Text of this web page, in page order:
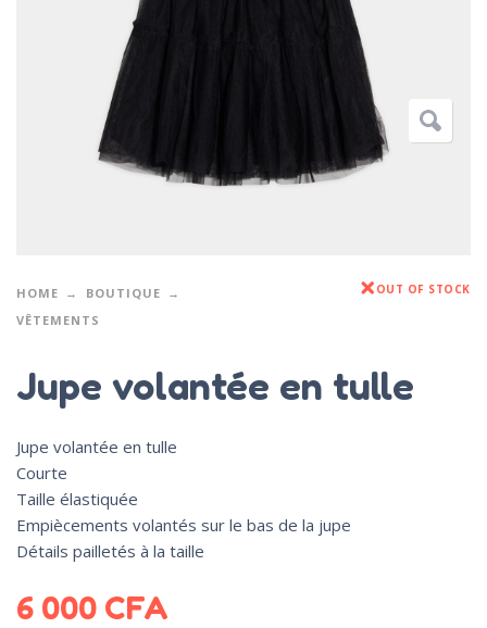
HOME
BOUTIQUE
VÊTEMENTS
OUT OF STOCK
Jupe volantée en tulle
Jupe volantée en tulle
Courte
Taille élastiquée
Empiècements volantés sur le bas de la jupe
Détails pailletés à la taille
6 000 CFA